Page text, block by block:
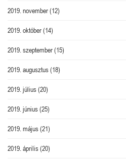
2019. november(12)
2019. október(14)
2019. szeptember(15)
2019. augusztus(18)
2019. július(20)
2019. június(25)
2019. május(21)
2019. április(20)